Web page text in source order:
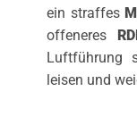
ein straffes
offeneres
Luftführung
leisen und